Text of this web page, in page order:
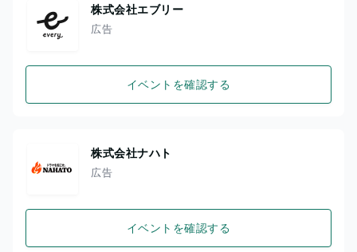
株式会社エブリー
広告
イベントを確認する
株式会社ナハト
広告
イベントを確認する